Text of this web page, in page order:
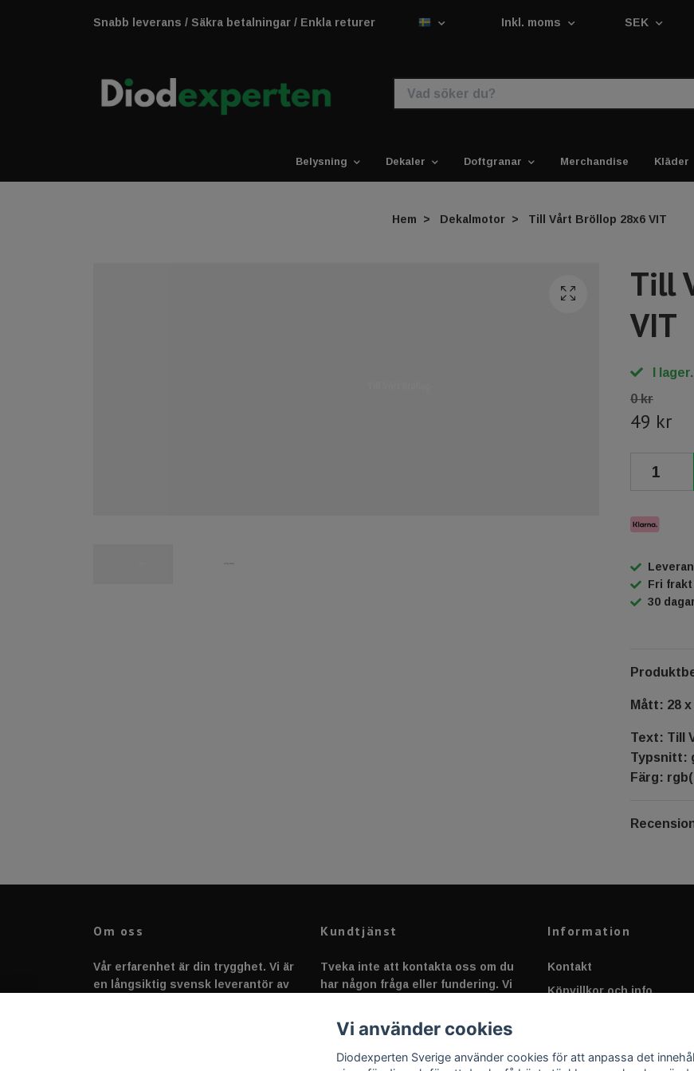
Snabb leverans / Säkra betalningar / Enkla returer Inkl. moms SEK
Belysning Dekaler Doftgranar Merchandise Kläder
Hem Dekalmotor Till Vårt Bröllop 28x6 VIT
Till
VIT
I lager.
0 kr
49 kr
Fri
30
Mått: 28 x
Text: Till
Typsnitt:
Färg:
Om oss
Vår erfarenhet är din trygghet. Vi är
en långsiktig svensk leverantör av
Kundtjänst
Tveka inte att kontakta oss om du
har någon fråga eller fundering. Vi
Information
Kontakt
Köpvillkor och info
Applicering av Dekal
Vi använder cookies
Diodexperten Sverige använder cookies för att anpassa det